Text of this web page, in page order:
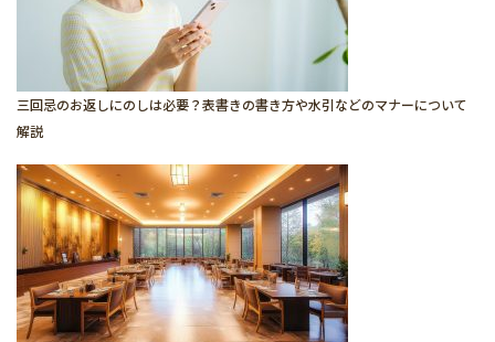
三回忌のお返しにのしは必要？表書きの書き方や水引などのマナーについて
解説